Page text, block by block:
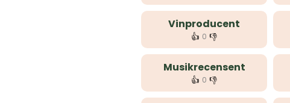
Vinproducent
👍 0 👎
Musikrecensent
👍 0 👎